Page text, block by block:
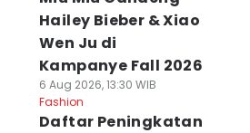
Hailey Bieber & Xiao
Wen Ju di
Kampanye Fall 2026
6 Aug 2026, 13:30 WIB
Fashion
Daftar Peningkatan